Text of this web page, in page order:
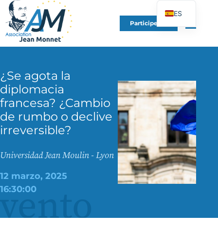
Participe en
¿Se agota la
diplomacia
francesa? ¿Cambio
de rumbo o declive
irreversible?
Universidad Jean Moulin - Lyon
12 marzo, 2025
16:30:00
ES
FR
EN
PT
PL
UK